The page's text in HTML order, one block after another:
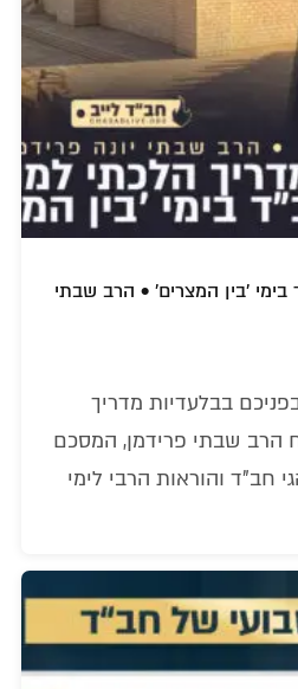
'בין המצרים' • הרב שבתי
בבלעדיות מדריך
הרב שבתי פרידמן, המסכם
חב"ד והוראות הרבי לימי